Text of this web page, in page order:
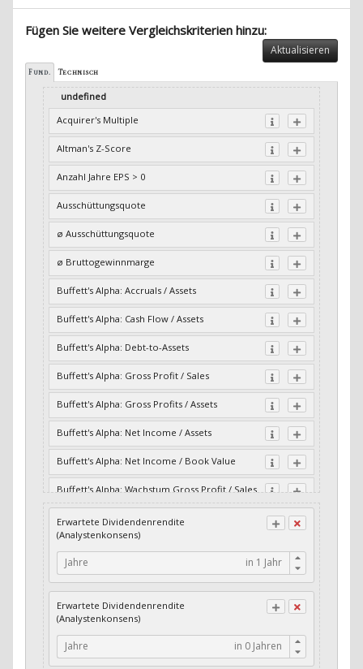
Fügen Sie weitere Vergleichskriterien hinzu:
Aktualisieren
Fund. Technisch
undefined
Acquirer's Multiple
Altman's Z-Score
Anzahl Jahre EPS > 0
Ausschüttungsquote
ø Ausschüttungsquote
ø Bruttogewinnmarge
Buffett's Alpha: Accruals / Assets
Buffett's Alpha: Cash Flow / Assets
Buffett's Alpha: Debt-to-Assets
Buffett's Alpha: Gross Profit / Sales
Buffett's Alpha: Gross Profits / Assets
Buffett's Alpha: Net Income / Assets
Buffett's Alpha: Net Income / Book Value
Buffett's Alpha: Wachstum Gross Profit / Sales
Buffett's Alpha: Wachstum Residual Cash Flow
/ Assets
Buffett's Alpha: Wachstum Residual Gross
Profits / Assets
Income / Assets
Buffett's Alpha: Wachstum Residual Net
Income / Book Value
Erwartete Dividendenrendite
(Analystenkonsens)
Jahre
Erwartete Dividendenrendite
(Analystenkonsens)
Jahre